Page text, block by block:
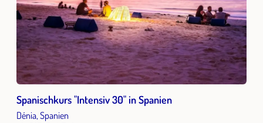
Spanischkurs "Intensiv 30" in Spanien
Dénia, Spanien